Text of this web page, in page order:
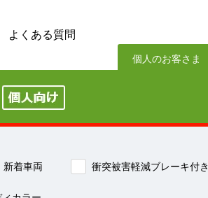
よくある質問
個人のお客さま
新着車両
衝突被害軽減ブレーキ付き